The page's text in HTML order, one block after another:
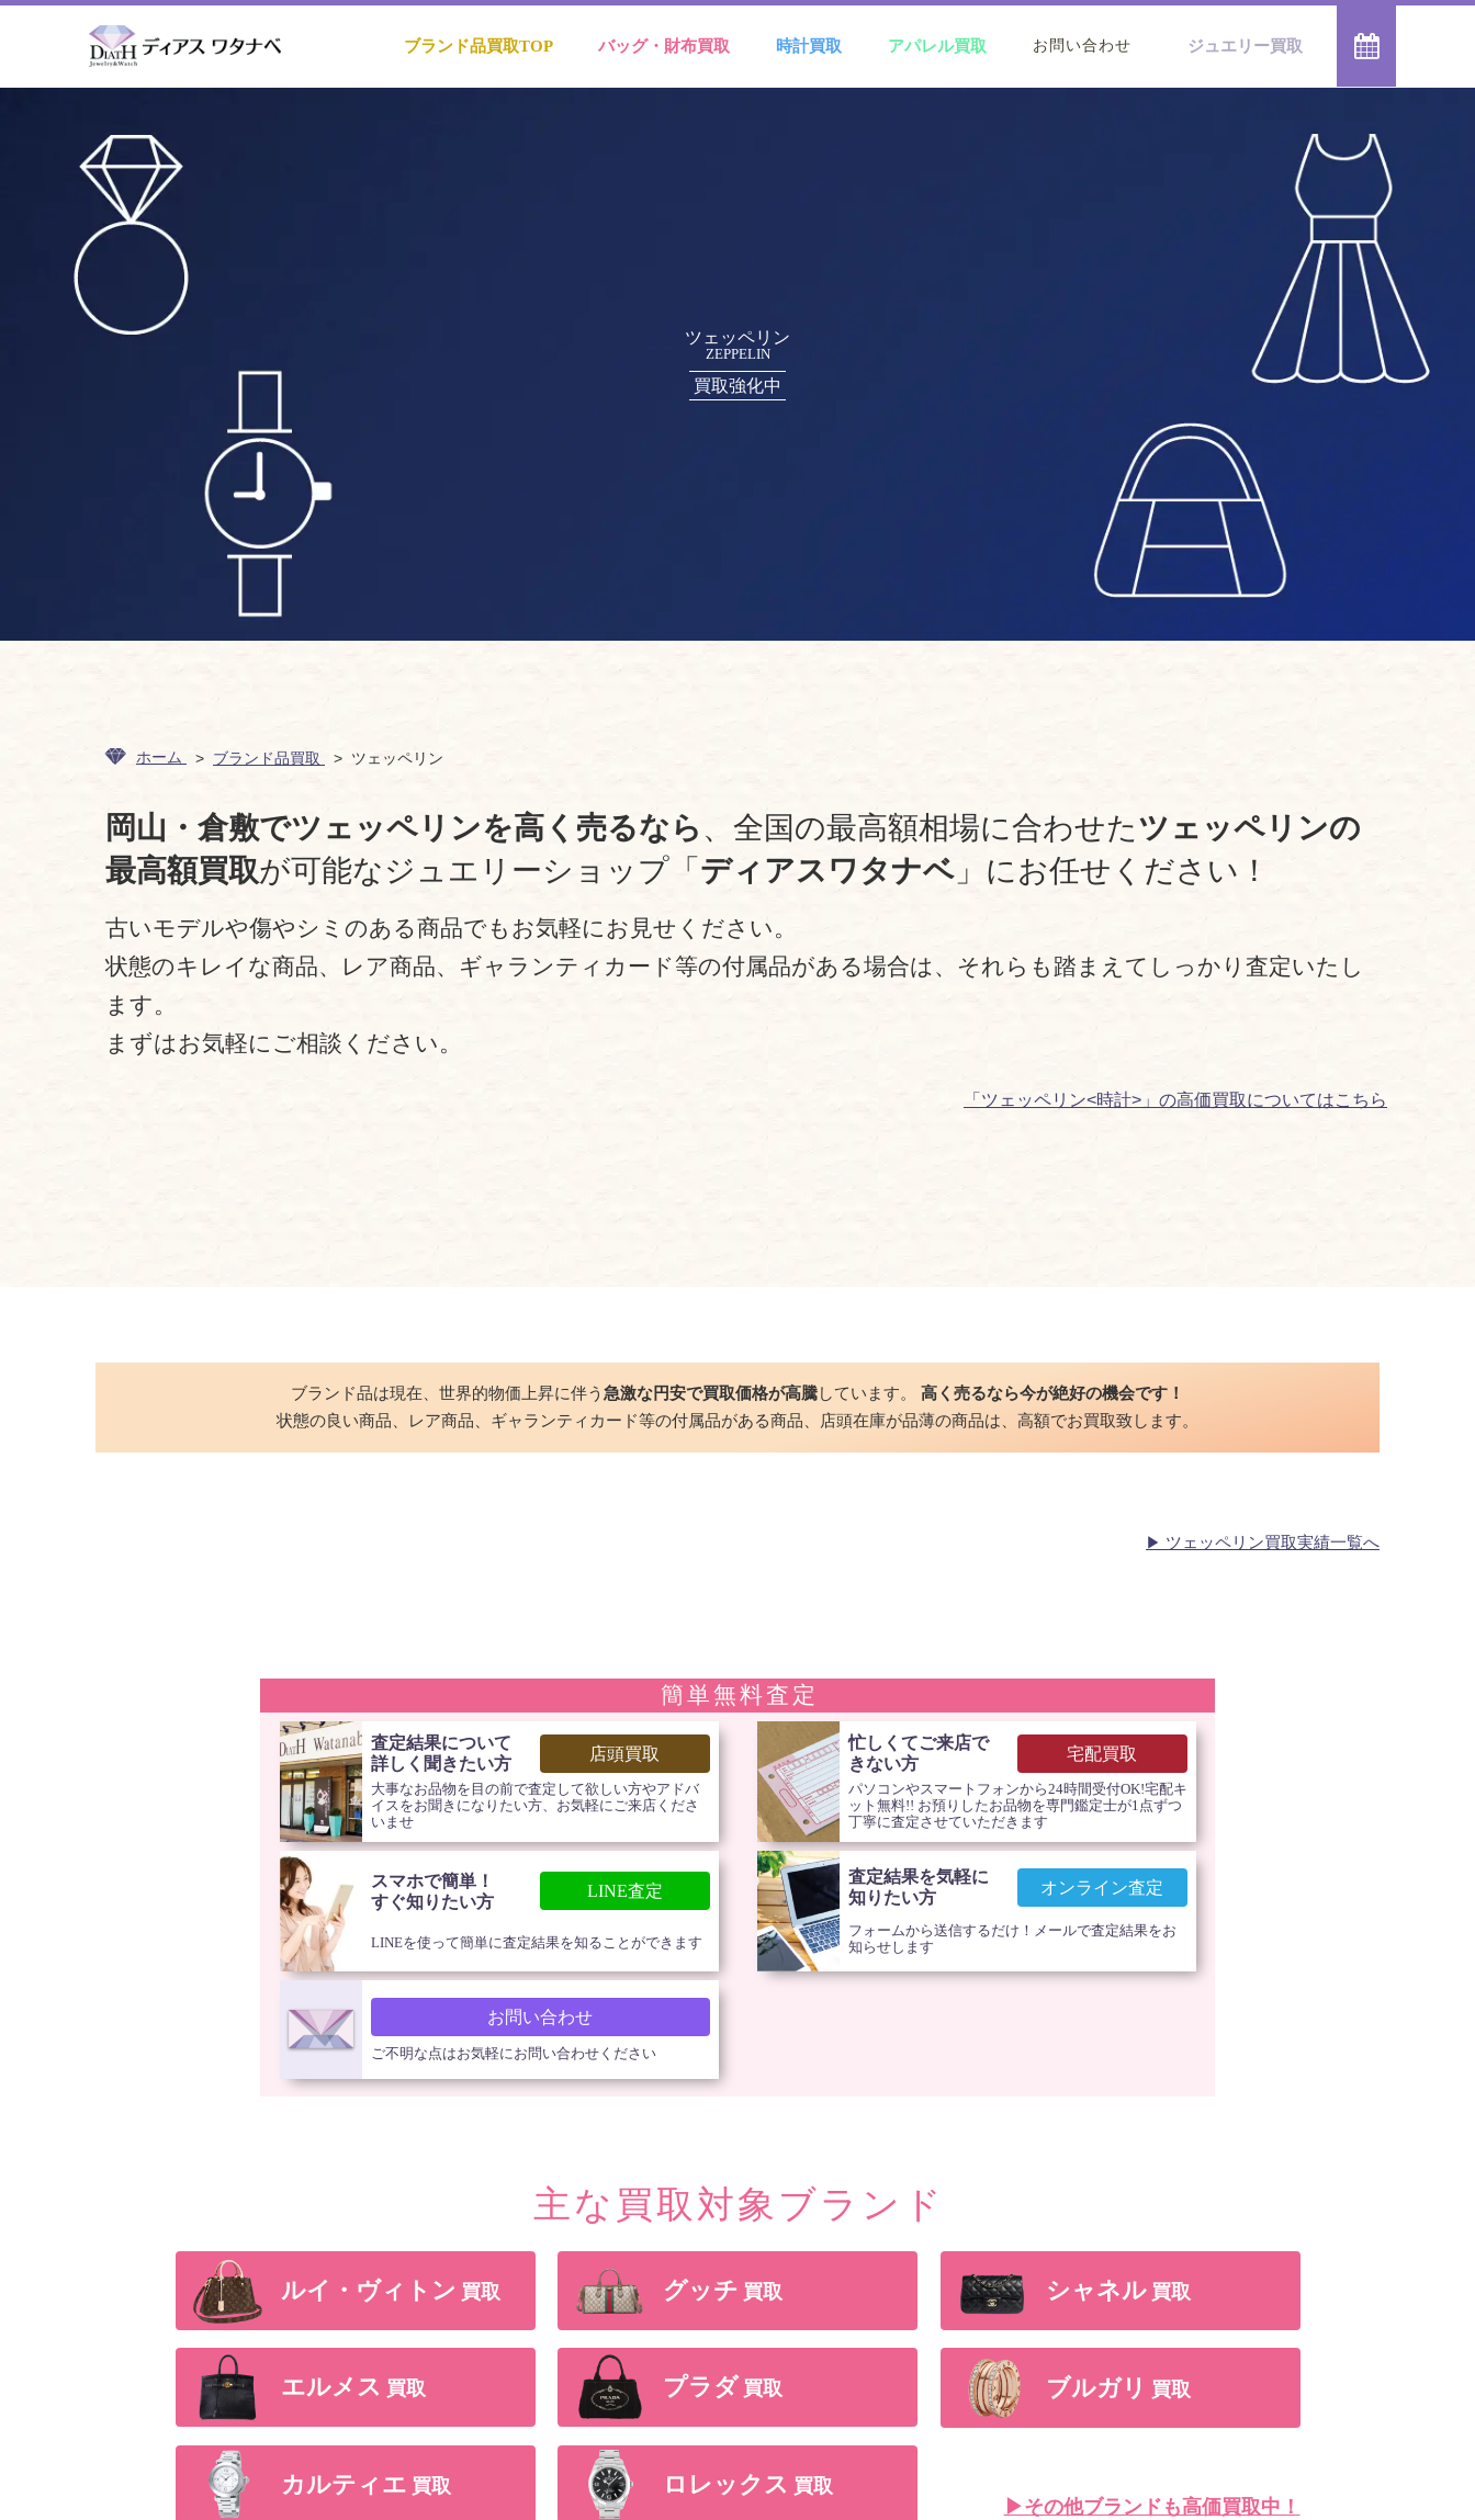

ブランド品買取TOP バッグ・財布買取 時計買取 アパレル買取 お問い合わせ ジュエリー買取
ツェッペリン
ZEPPELIN
買取強化中
ホーム ブランド品買取 ツェッペリン
岡山・倉敷でツェッペリンを高く売るなら 、全国の最高額相場に合わせたツェッペリンの
最高額買取が可能なジュエリーショップ「 ディアスワタナベ 」にお任せください！
古いモデルや傷やシミのある商品でもお気軽にお見せください。
状態のキレイな商品、レア商品、ギャランティカード等の付属品がある場合は、それらも踏まえてしっかり査定いたし
ます。
まずはお気軽にご相談ください。
「ツェッペリン<時計>」の高価買取についてはこちら
ブランド品は現在、世界的物価上昇に伴う 急激な円安で買取価格が高騰しています。 高く売るなら今が絶好の機会です！
状態の良い商品、レア商品、ギャランティカード等の付属品がある商品、店頭在庫が品薄の商品は、高額でお買取致します。
ツェッペリン買取実績一覧へ
簡単無料査定
査定結果について
詳しく聞きたい方
店頭買取
大事なお品物を目の前で査定して欲しい方やアドバ
イスをお聞きになりたい方、お気軽にご来店くださ
いませ
忙しくてご来店で
きない方
宅配買取
パソコンやスマートフォンから24時間受付OK!宅配キ
ット無料!! お預りしたお品物を専門鑑定士が1点ずつ
丁寧に査定させていただきます
スマホで簡単！
すぐ知りたい方
LINE査定
LINEを使って簡単に査定結果を知ることができます
査定結果を気軽に
知りたい方
オンライン査定
フォームから送信するだけ！メールで査定結果をお
知らせします
お問い合わせ
ご不明な点はお気軽にお問い合わせください
主な買取対象ブランド
ルイ・ヴィトン 買取 グッチ 買取 シャネル 買取
エルメス 買取 プラダ 買取 ブルガリ 買取
カルティエ 買取 ロレックス 買取
▶︎その他ブランドも高価買取中！